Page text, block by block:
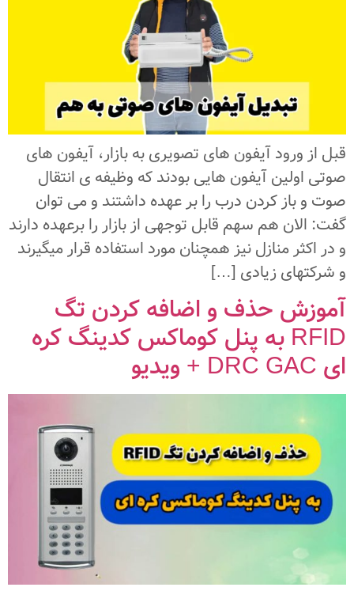
قبل از ورود آیفون های تصویری به بازار، آیفون های
صوتی اولین آیفون هایی بودند که وظیفه ی انتقال
صوت و باز کردن درب را بر عهده داشتند و می توان
گفت: الان هم سهم قابل توجهی از بازار را برعهده دارند
و در اکثر منازل نیز همچنان مورد استفاده قرار میگیرند
و شرکتهای زیادی […]
آموزش حذف و اضافه کردن تگ
RFID به پنل کوماکس کدینگ کره
ای DRC GAC + ویدیو